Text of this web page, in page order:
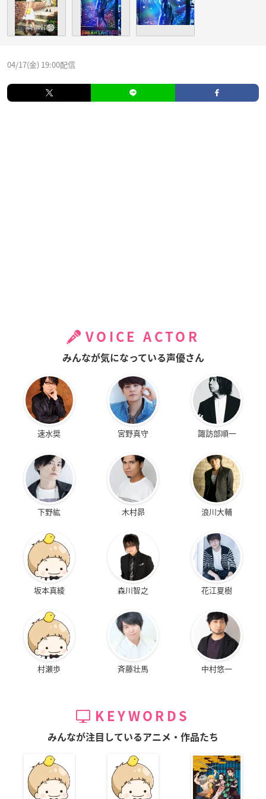
04/17(金) 19:00配信
VOICE ACTOR
みんなが気になっている声優さん
速水奨 宮野真守 諏訪部順一
下野紘 木村昴 浪川大輔
坂本真綾 森川智之 花江夏樹
村瀬歩 斉藤壮馬 中村悠一
KEYWORDS
みんなが注目しているアニメ・作品たち